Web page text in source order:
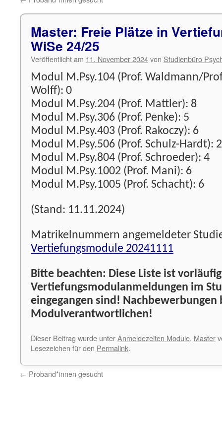
Master: Freie Plätze in
WiSe 24/25
Veröffentlicht am 11. November 2024von Studienbüro
Modul M.Psy.104 (Prof. Waldmann/
Wolff): 0
Modul M.Psy.204 (Prof. Mattler): 8
Modul M.Psy.306 (Prof. Penke): 5
Modul M.Psy.403 (Prof. Rakoczy): 6
Modul M.Psy.506 (Prof. Schulz-Hardt): 2
Modul M.Psy.804 (Prof. Schroeder): 4
Modul M.Psy.1002 (Prof. Mani): 6
Modul M.Psy.1005 (Prof. Schacht): 6
(Stand: 11.11.2024)
Matrikelnummern angemeldeter
Vertiefungsmodule 20241111
Bitte beachten: Diese Liste ist
Vertiefungsmodulanmeldungen im
eingegangen sind!
Modulverantwortlichen!
Dieser Beitrag wurde unterAnmeldezeiten Module, Master
Lesezeichen für den Permalink.
← Proband*innen gesucht